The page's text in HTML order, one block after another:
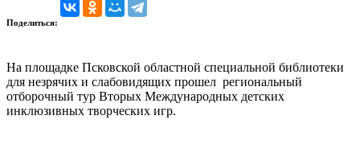
Поделиться:
На площадке Псковской областной специальной библиотеки
для незрячих и слабовидящих прошел региональный
отборочный тур Вторых Международных детских
инклюзивных творческих игр.